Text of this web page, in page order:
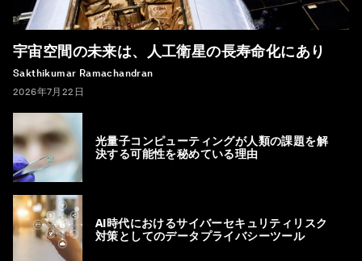
宇宙空間の未来は、人工衛星の長寿命化にあり
Sakthikumar Ramachandran
2026年7月22日
光量子コンピューティングが人類の課題を解
決する可能性を秘めている理由
AI時代におけるサイバーセキュリティリスク
対策としてのデータプライバシーツール